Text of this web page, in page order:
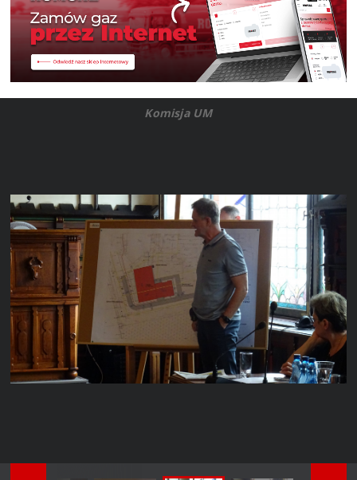
Komisja UM